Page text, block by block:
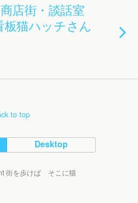
店街・談話室
猫ハッチさん
to top
Desktop
街を歩けば そこに猫